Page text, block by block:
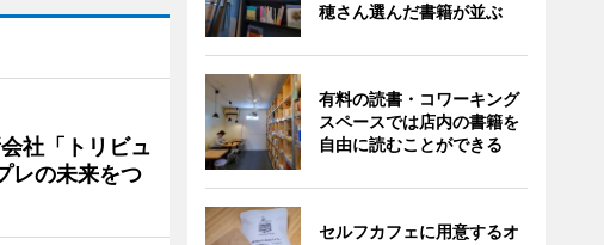
社「トリビュ
レの未来をつ
穂さん選んだ書籍が並ぶ
有料の読書・コワーキング
スペースでは店内の書籍を
自由に読むことができる
セルフカフェに用意するオ